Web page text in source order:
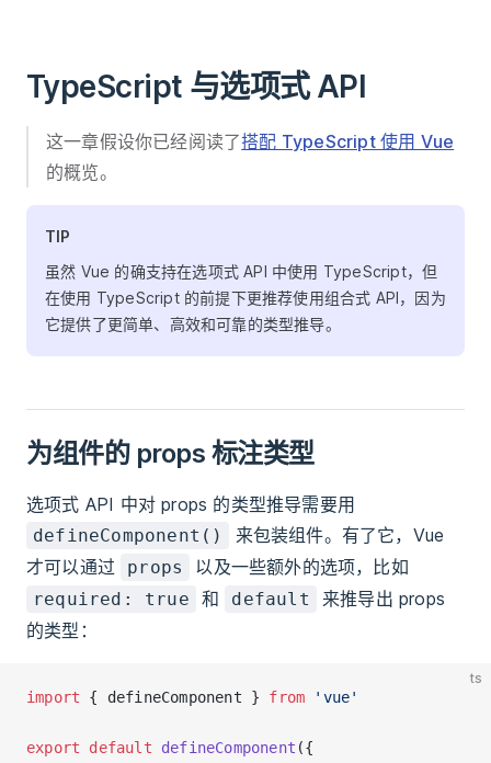
TypeScript 与选项式 API
这一章假设你已经阅读了搭配 TypeScript 使用 Vue
的概览。
TIP
虽然 Vue 的确支持在选项式 API 中使用 TypeScript，但
在使用 TypeScript 的前提下更推荐使用组合式 API，因为
它提供了更简单、高效和可靠的类型推导。
为组件的 props 标注类型
选项式 API 中对 props 的类型推导需要用
defineComponent()
来包装组件。有了它，Vue
才可以通过
props 以及一些额外的选项，比如
required: true 和 default
来推导出 props
的类型：
ts
import { defineComponent } from 'vue'
export default defineComponent ({